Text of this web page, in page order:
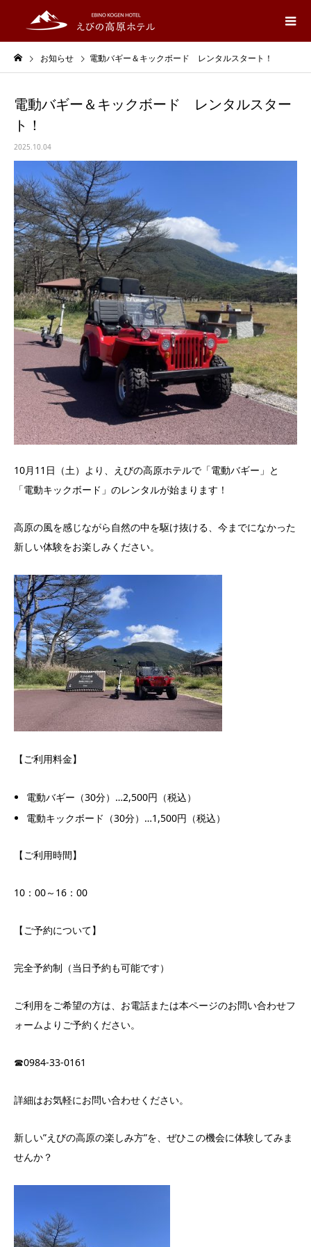
お知らせ 電動バギー＆キックボード レンタルスタート！
電動バギー＆キックボード レンタルスター
ト！
2025.10.04
10月11日（土）より、えびの高原ホテルで「電動バギー」と
「電動キックボード」のレンタルが始まります！
高原の風を感じながら自然の中を駆け抜ける、今までになかった
新しい体験をお楽しみください。
【ご利用料金】
電動バギー（30分）…2,500円（税込）
電動キックボード（30分）…1,500円（税込）
【ご利用時間】
10：00～16：00
【ご予約について】
完全予約制（当日予約も可能です）
ご利用をご希望の方は、お電話または本ページのお問い合わせフ
ォームよりご予約ください。
☎0984-33-0161
詳細はお気軽にお問い合わせください。
新しい”えびの高原の楽しみ方”を、ぜひこの機会に体験してみま
せんか？